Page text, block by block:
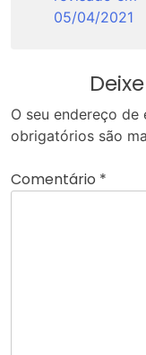
05/04/2021
O seu endereço
obrigatórios são
Comentário *